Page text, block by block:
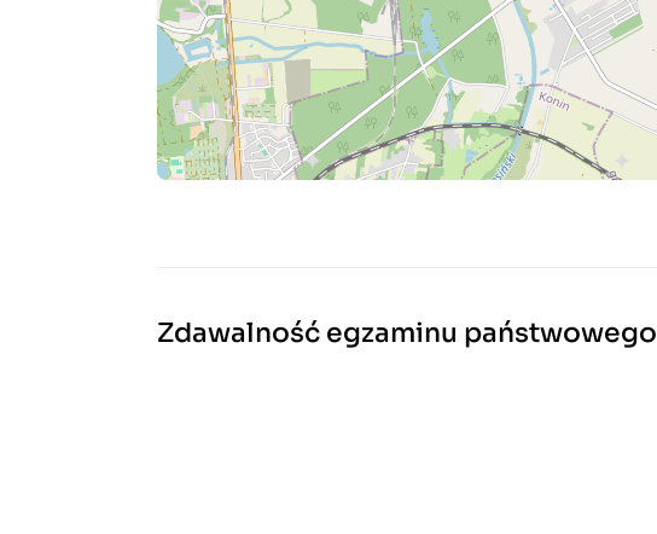
Zdawalność egzaminu państwowego